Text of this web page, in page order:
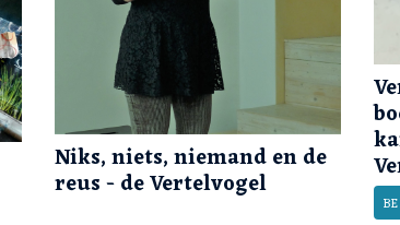
Niks, niets, niemand en de
reus - de Vertelvogel